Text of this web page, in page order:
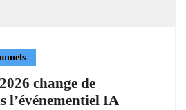
change de
l’événementiel IA